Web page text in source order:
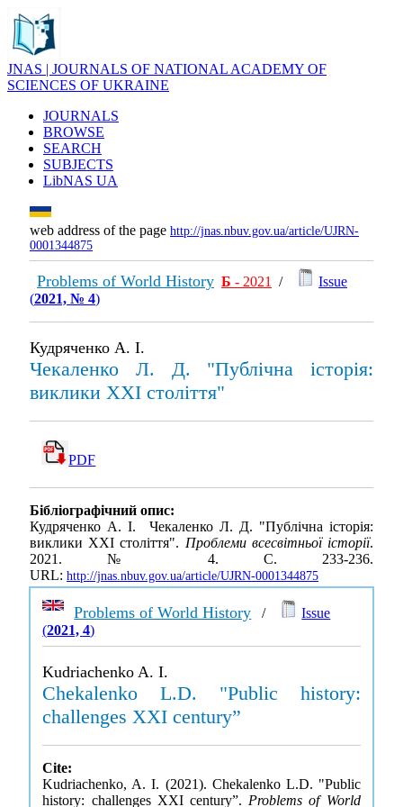
JNAS | JOURNALS OF NATIONAL ACADEMY OF
SCIENCES OF UKRAINE
JOURNALS
BROWSE
SEARCH
SUBJECTS
LibNAS UA
web address of the page http://jnas.nbuv.gov.ua/article/UJRN-
0001344875
Problems of World History Б - 2021 /
Issue
(2021, № 4)
Кудряченко А. І.
Чекаленко Л. Д. "Публічна історія:
виклики XXІ століття"
PDF
Бібліографічний опис:
Кудряченко А. І. Чекаленко Л. Д. "Публічна історія:
виклики XXІ століття". Проблеми всесвітньої історії.
2021. № 4. С. 233-236.
URL: http://jnas.nbuv.gov.ua/article/UJRN-0001344875
Problems of World History /
Issue
(2021, 4)
Kudriachenko A. I.
Chekalenko L.D. "Public history:
challenges XXI century”
Cite:
Kudriachenko, A. I. (2021). Chekalenko L.D. "Public
history: challenges XXI century”. Problems of World